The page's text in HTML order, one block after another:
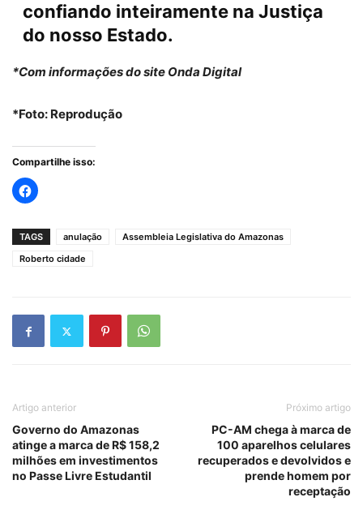
confiando inteiramente na Justiça
do nosso Estado.
*Com informações do site Onda Digital
*Foto: Reprodução
Compartilhe isso:
TAGS anulação
Assembleia Legislativa do Amazonas
Roberto cidade
Artigo anterior
Governo do Amazonas
atinge a marca de R$ 158,2
milhões em investimentos
no Passe Livre Estudantil
Próximo artigo
PC-AM chega à marca de
100 aparelhos celulares
recuperados e devolvidos e
prende homem por
receptação